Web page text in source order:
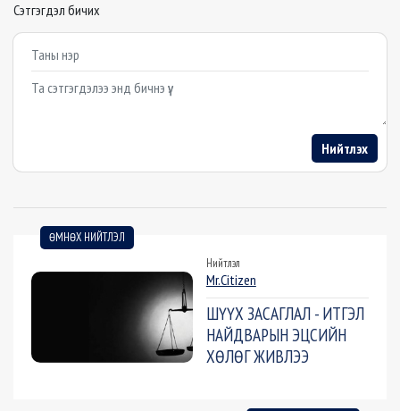
Сэтгэгдэл бичих
Example textarea
Нийтлэх
ӨМНӨХ НИЙТЛЭЛ
Нийтлэл
Mr.Citizen
ШҮҮХ ЗАСАГЛАЛ - ИТГЭЛ
НАЙДВАРЫН ЭЦСИЙН
ХӨЛӨГ ЖИВЛЭЭ